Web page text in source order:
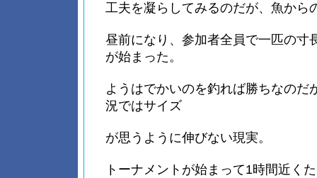
工夫を凝らしてみるのだが、魚から
昼前になり、参加者全員で一匹の寸
が始まった。
ようはでかいのを釣れば勝ちなのだ
況ではサイズ
が思うように伸びない現実。
トーナメントが始まって1時間近く